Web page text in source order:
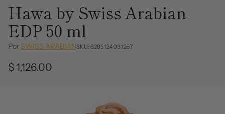
Hawa by Swiss Arabian
EDP 50 ml
Por SWISS ARABIANSKU: 6295124031267
Precio
$ 1,126.00